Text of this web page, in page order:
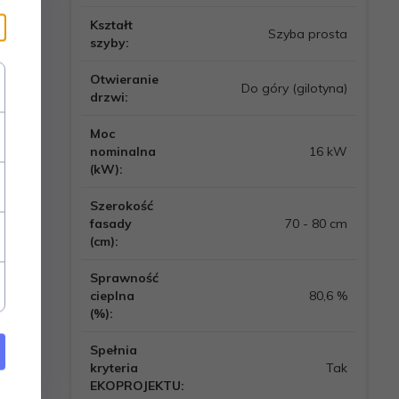
Kształt
szyby:
Szyba prosta
Otwieranie
drzwi:
Do góry (gilotyna)
Moc
nominalna
(kW):
16 kW
Szerokość
fasady
(cm):
70 - 80 cm
Sprawność
cieplna
(%):
80,6 %
Spełnia
kryteria
EKOPROJEKTU:
Tak